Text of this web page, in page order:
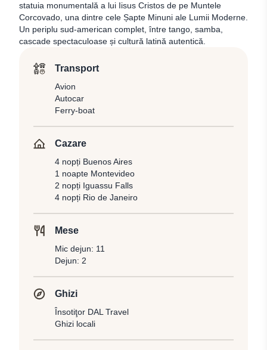
statuia monumentală a lui Iisus Cristos de pe Muntele
Corcovado, una dintre cele Șapte Minuni ale Lumii Moderne.
Un periplu sud-american complet, între tango, samba,
cascade spectaculoase și cultură latină autentică.
Transport
Avion
Autocar
Ferry-boat
Cazare
4 nopți Buenos Aires
1 noapte Montevideo
2 nopți Iguassu Falls
4 nopți Rio de Janeiro
Mese
Mic dejun: 11
Dejun: 2
Ghizi
Însotiţor DAL Travel
Ghizi locali